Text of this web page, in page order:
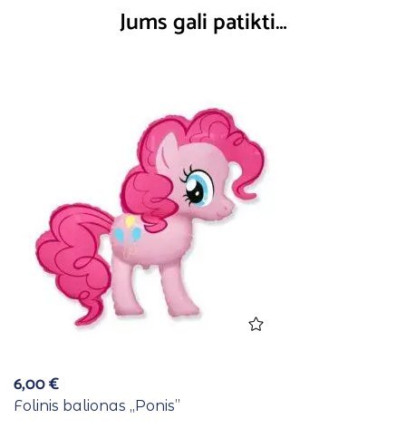
Jums gali patikti…
6,00€
Folinis balionas ,,Ponis”